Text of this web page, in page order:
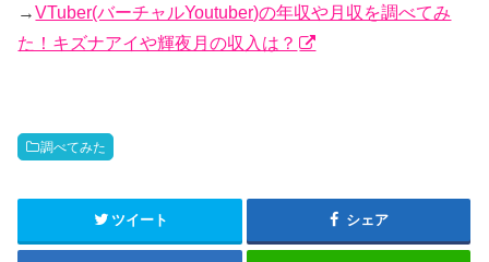
→VTuber(バーチャルYoutuber)の年収や月収を調べてみ
た！キズナアイや輝夜月の収入は？
調べてみた
ツイート シェア